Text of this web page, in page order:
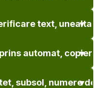
text, unealta
automat, copiere
subsol, numere de